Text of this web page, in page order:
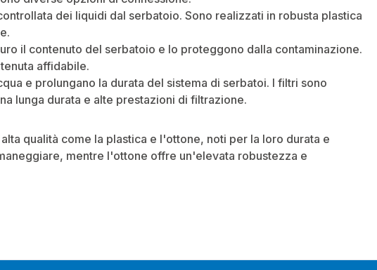
dei liquidi dal serbatoio. Sono realizzati in robusta plastica
il contenuto del serbatoio e lo proteggono dalla contaminazione.
affidabile.
e prolungano la durata del sistema di serbatoi. I filtri sono
lunga durata e alte prestazioni di filtrazione.
qualità come la plastica e l'ottone, noti per la loro durata e
mentre l'ottone offre un'elevata robustezza e